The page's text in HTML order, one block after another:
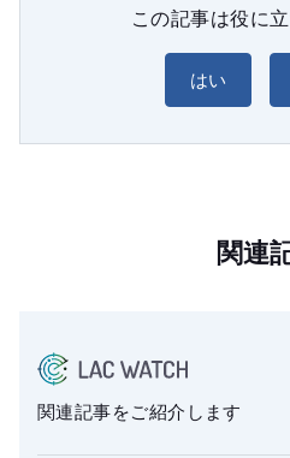
この記事は役に
はい
関連
関連記事をご紹介します